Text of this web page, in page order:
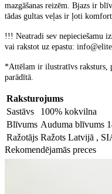
mazgāšanas reizēm. Bjazs ir
tādas gultas veļas ir ļoti
!!! Neatradi sev nepieciešamu
vai rakstot uz epastu:
*Attēlam ir ilustratīvs raksturs,
parādītā.
Raksturojums
Sastāvs
100% kokvilna
Blīvums Auduma blīvums
Ražotājs Ražots Latvijā ,
Rekomendējamās preces